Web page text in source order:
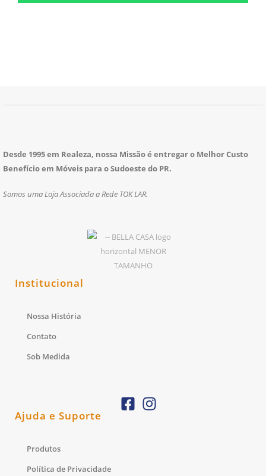
Desde 1995 em Realeza, nossa Missão é entregar o Melhor Custo
Benefício em Móveis para o Sudoeste do PR.
Somos uma Loja Associada a Rede TOK LAR.
Institucional
Nossa História
Contato
Sob Medida
Ajuda e Suporte
Produtos
Política de Privacidade